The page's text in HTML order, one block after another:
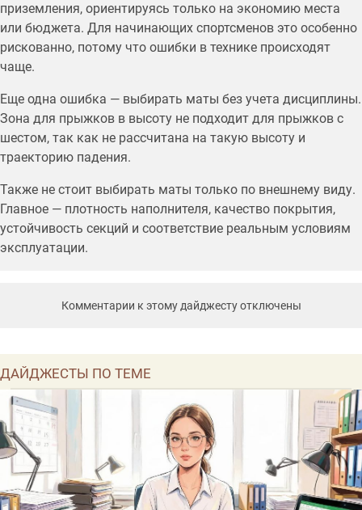
приземления, ориентируясь только на экономию места
или бюджета. Для начинающих спортсменов это особенно
рискованно, потому что ошибки в технике происходят
чаще.
Еще одна ошибка — выбирать маты без учета дисциплины.
Зона для прыжков в высоту не подходит для прыжков с
шестом, так как не рассчитана на такую высоту и
траекторию падения.
Также не стоит выбирать маты только по внешнему виду.
Главное — плотность наполнителя, качество покрытия,
устойчивость секций и соответствие реальным условиям
эксплуатации.
Комментарии к этому дайджесту отключены
ДАЙДЖЕСТЫ ПО ТЕМЕ